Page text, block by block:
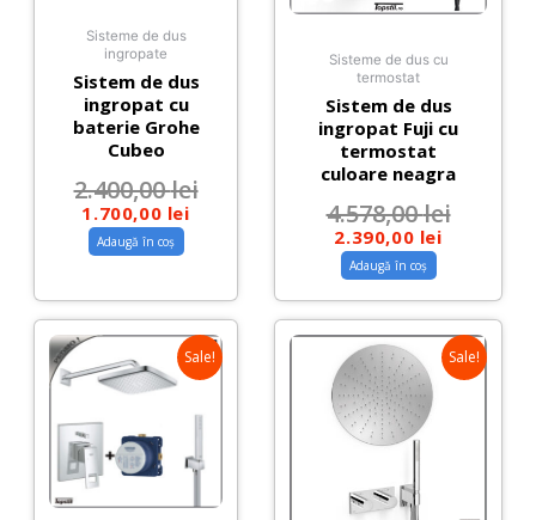
Sisteme de dus
ingropate
Sistem de dus
ingropat cu
baterie Grohe
Cubeo
2.400,00lei
1.700,00 lei
Adaugă în coș
Sisteme de dus cu
termostat
Sistem de dus
ingropat Fuji cu
termostat
culoare neagra
4.578,00lei
2.390,00 lei
Adaugă în coș
Sale! Sale!